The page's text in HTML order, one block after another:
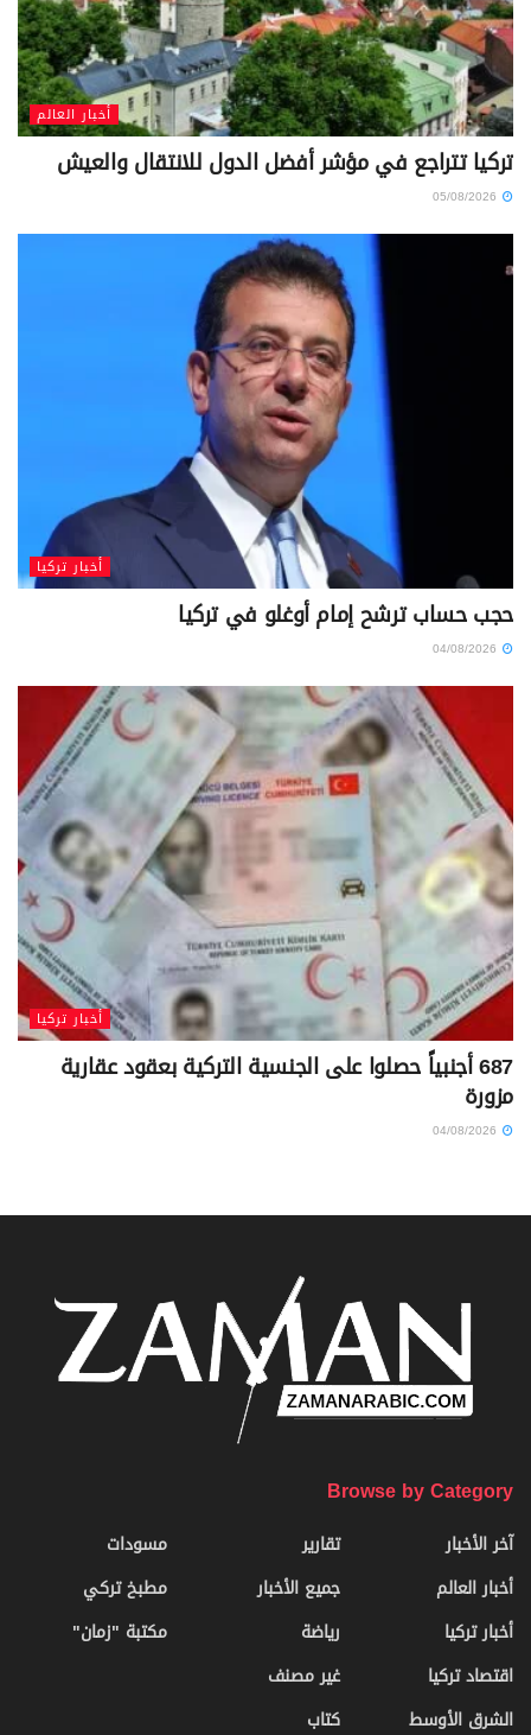
أخبار العالم
تركيا تتراجع في مؤشر أفضل الدول للانتقال والعيش
أخبار تركيا
حجب حساب ترشح إمام أوغلو في تركيا
أخبار تركيا
687 أجنبياً حصلوا على الجنسية التركية بعقود عقارية
مزورة
Browse by Category
آخر الأخبار
أخبار العالم
أخبار تركيا
اقتصاد تركيا
الشرق الأوسط
تقارير
جميع الأخبار
رياضة
غير مصنف
كتاب
مسودات
مطبخ تركي
مكتبة "زمان"